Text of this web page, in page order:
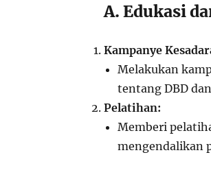
A. Edukasi
Kampanye
Melakukan
tentang DBD
Pelatihan:
Memberi
mengendalikan